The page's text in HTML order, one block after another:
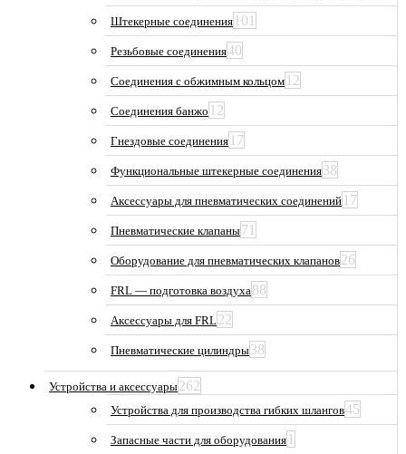
Штекерные соединения 101
Резьбовые соединения40
Соединения с обжимным кольцом 12
Соединения банжо 12
Гнездовые соединения 17
Функциональные штекерные соединения38
Аксессуары для пневматических соединений 17
Пневматические клапаны71
Оборудование для пневматических клапанов26
FRL — подготовка воздуха88
Аксессуары для FRL22
Пневматические цилиндры38
Устройства и аксессуары262
Устройства для производства гибких шлангов45
Запасные части для оборудования 1